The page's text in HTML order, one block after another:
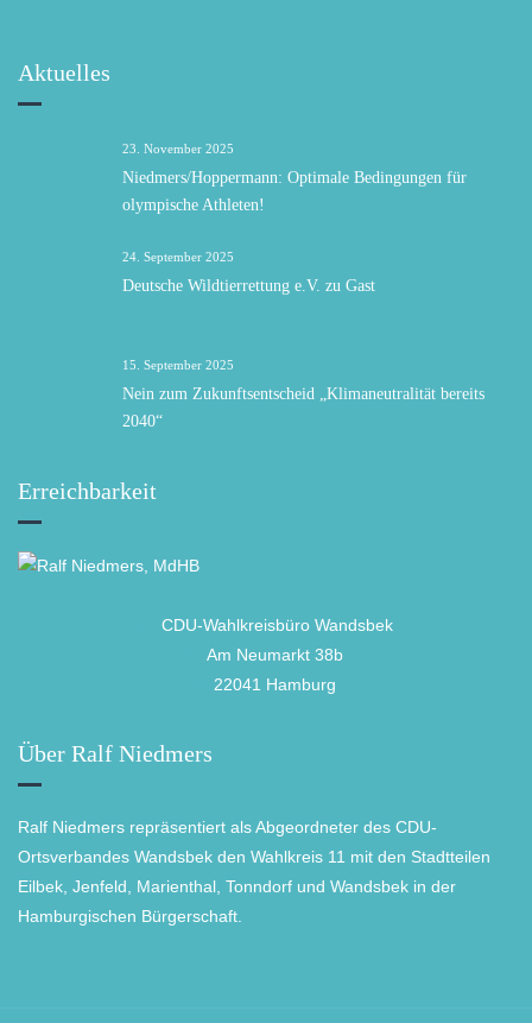
Aktuelles
23. November 2025
Niedmers/Hoppermann: Optimale Bedingungen für
olympische Athleten!
24. September 2025
Deutsche Wildtierrettung e.V. zu Gast
15. September 2025
Nein zum Zukunftsentscheid „Klimaneutralität bereits
2040“
Erreichbarkeit
CDU-Wahlkreisbüro Wandsbek
Am Neumarkt 38b
22041 Hamburg
Über Ralf Niedmers
Ralf Niedmers repräsentiert als Abgeordneter des CDU-
Ortsverbandes Wandsbek den Wahlkreis 11 mit den Stadtteilen
Eilbek, Jenfeld, Marienthal, Tonndorf und Wandsbek in der
Hamburgischen Bürgerschaft.